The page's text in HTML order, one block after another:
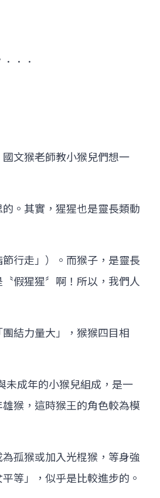
．．
文猴老師教小猴兒們想一
。其實，猩猩也是靈長類動
行走」）。而猴子，是靈長
假猩猩〞啊！所以，我們人
結力量大」，猴猴四目相
未成年的小猴兒組成，是一
猴，這時猴王的角色較為模
孤猴或加入光棍猴，等身強
等」，似乎是比較進步的。